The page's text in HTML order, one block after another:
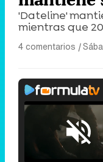
'Dateline'
mientras que
4 comentarios |
Loaded:
25.30%